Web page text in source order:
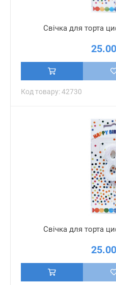
Свічка для торта
Код товару: 42730
Свічка для торта